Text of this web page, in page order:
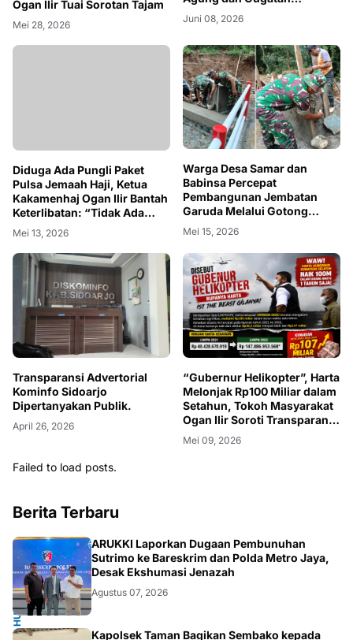
Ogan Ilir Tuai Sorotan Tajam
Mei 28, 2026
terhadap Hukum Borjuis
Juni 08, 2026
Diduga Ada Pungli Paket
Pulsa Jemaah Haji, Ketua
Kakamenhaj Ogan Ilir Bantah
Keterlibatan: “Tidak Ada
Kewajiban Membeli”
Mei 13, 2026
Warga Desa Samar dan
Babinsa Percepat
Pembangunan Jembatan
Garuda Melalui Gotong
Royong
Mei 15, 2026
Transparansi Advertorial
Kominfo Sidoarjo
Dipertanyakan Publik.
April 26, 2026
“Gubernur Helikopter”, Harta
Melonjak Rp100 Miliar dalam
Setahun, Tokoh Masyarakat
Ogan Ilir Soroti Transparansi
Kekayaan Pejabat
Mei 09, 2026
Failed to load posts.
Berita Terbaru
HUKUM.NASIONAL
ARUKKI Laporkan Dugaan Pembunuhan
Sutrimo ke Bareskrim dan Polda Metro Jaya,
Desak Ekshumasi Jenazah
Agustus 07, 2026
Kapolsek Taman Bagikan Sembako kepada